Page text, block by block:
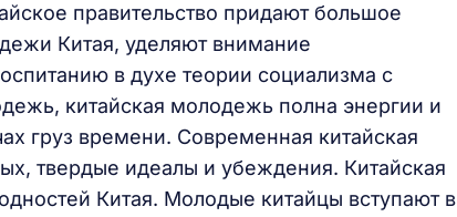
правительство придают большое
Китая, уделяют внимание
в духе теории социализма с
китайская молодежь полна энергии и
груз времени. Современная китайская
твердые идеалы и убеждения. Китайская
Китая. Молодые китайцы вступают в